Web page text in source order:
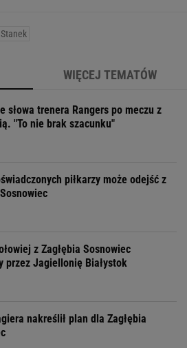
WIĘCEJ TEMATÓW
słowa trenera Rangers po meczu z
"To nie brak szacunku"
piłkarzy może odejść z
z Zagłębia Sosnowiec
przez Jagiellonię Białystok
nakreślił plan dla Zagłębia